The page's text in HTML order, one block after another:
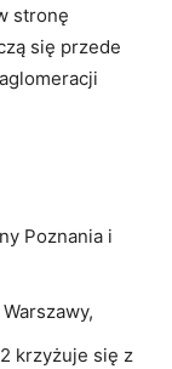
stronę
się przede
Poznania i
krzyżuje się z